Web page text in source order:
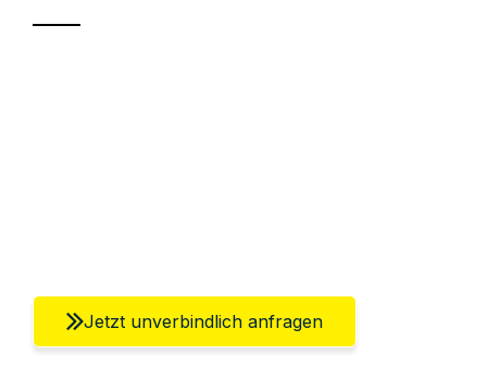
Jetzt unverbindlich anfragen